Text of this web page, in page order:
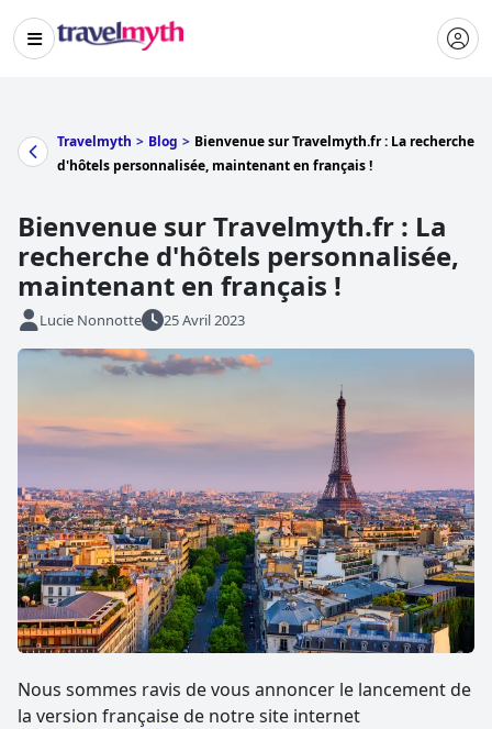
Travelmyth > Blog > Bienvenue sur Travelmyth.fr : La recherche
d'hôtels personnalisée, maintenant en français !
Bienvenue sur Travelmyth.fr : La
recherche d'hôtels personnalisée,
maintenant en français !
Lucie Nonnotte 25 Avril 2023
Nous sommes ravis de vous annoncer le lancement de
la version française de notre site internet